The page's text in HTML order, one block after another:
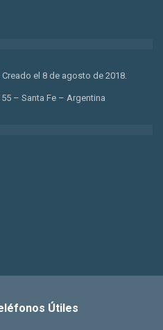
el 8 de agosto de 2018.
– Santa Fe – Argentina
Útiles